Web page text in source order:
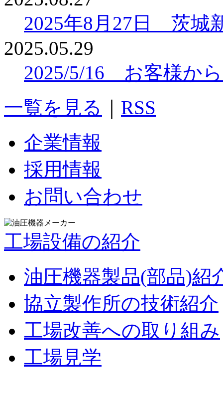
2025年8月27日 茨城
2025.05.29
2025/5/16 お客様か
一覧を見る
RSS
企業情報
採用情報
お問い合わせ
工場設備の紹介
油圧機器製品(部品)紹
協立製作所の技術紹介
工場改善への取り組み
工場見学